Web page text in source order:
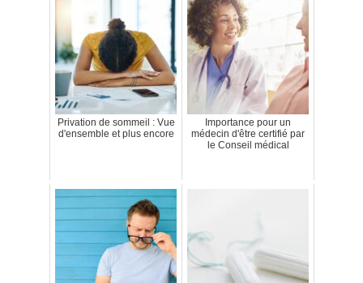
Privation de sommeil : Vue
d'ensemble et plus encore
Importance pour un
médecin d'être certifié par
le Conseil médical